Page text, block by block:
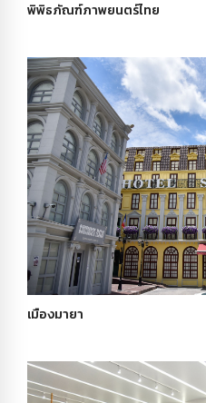
พิพิธภัณฑ์ภาพยนตร์ไทย
เมืองมายา